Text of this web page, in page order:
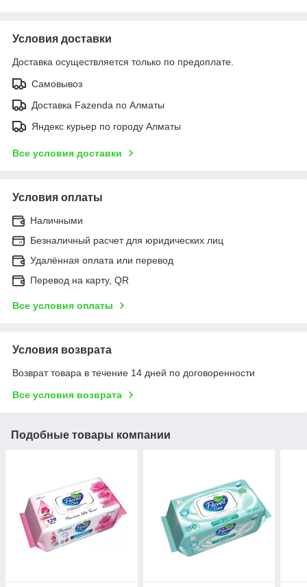
Условия доставки
Доставка осуществляется только по предоплате.
Самовывоз
Доставка Fazenda по Алматы
Яндекс курьер по городу Алматы
Все условия доставки
Условия оплаты
Наличными
Безналичный расчет для юридических лиц
Удалённая оплата или перевод
Перевод на карту, QR
Все условия оплаты
Условия возврата
Возврат товара в течение 14 дней по договоренности
Все условия возврата
Подобные товары компании